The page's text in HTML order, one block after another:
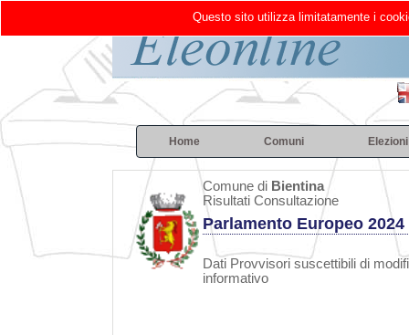
Home Comuni Elezioni
Comune di Bientina
Risultati Consultazione
Parlamento Europeo 2024
Dati Provvisori suscettibili di
informativo
Questo sito utilizza limitatamente i